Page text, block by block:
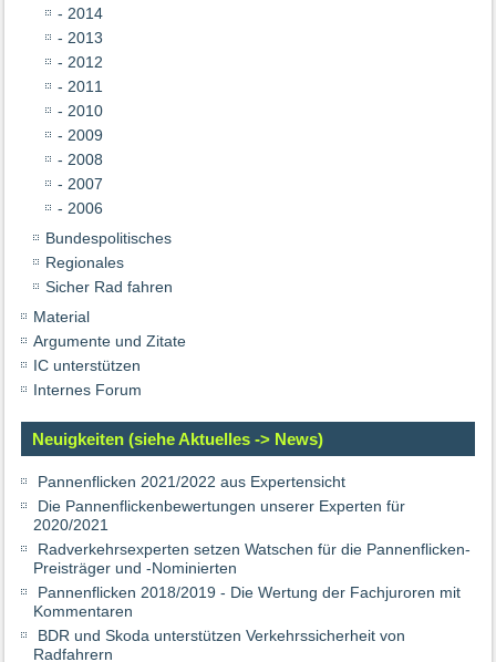
- 2014
- 2013
- 2012
- 2011
- 2010
- 2009
- 2008
- 2007
- 2006
Bundespolitisches
Regionales
Sicher Rad fahren
Material
Argumente und Zitate
IC unterstützen
Internes Forum
Neuigkeiten (siehe Aktuelles -> News)
Pannenflicken 2021/2022 aus Expertensicht
Die Pannenflickenbewertungen unserer Experten für
2020/2021
Radverkehrsexperten setzen Watschen für die Pannenflicken-
Preisträger und -Nominierten
Pannenflicken 2018/2019 - Die Wertung der Fachjuroren mit
Kommentaren
BDR und Skoda unterstützen Verkehrssicherheit von
Radfahrern